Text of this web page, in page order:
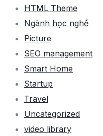
HTML Theme
Ngành học nghề
Picture
SEO management
Smart Home
Startup
Travel
Uncategorized
video library